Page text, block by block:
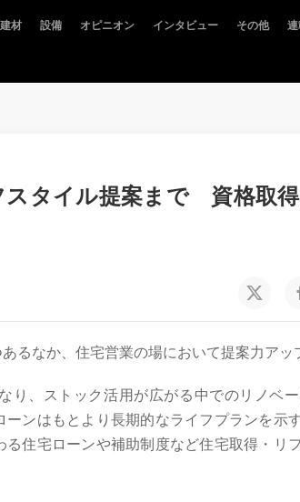
建材 設備 オピニオン インタビュー その他
タイル提案まで 資格取
るなか、住宅営業の場において提案力アッ
り、ストック活用が広がる中でのリノベ
ンはもとより長期的なライフプランを示
住宅ローンや補助制度など住宅取得・リ